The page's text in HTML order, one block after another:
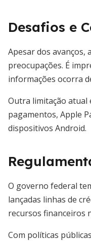
Desafios e
Apesar dos avanços,
preocupações. É
informações ocorra
Outra limitação atual
pagamentos, Apple
dispositivos Android.
O governo federal
lançadas linhas de
recursos financeiros
Com políticas